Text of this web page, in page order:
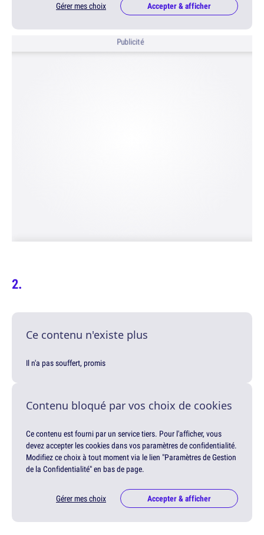
Gérer mes choix Accepter & afficher
Publicité
Ce contenu n'existe plus
Il n'a pas souffert, promis
Contenu bloqué par vos choix de cookies
Ce contenu est fourni par un service tiers. Pour l'afficher, vous
devez accepter les cookies dans vos paramètres de confidentialité.
Modifiez ce choix à tout moment via le lien "Paramètres de Gestion
de la Confidentialité" en bas de page.
Gérer mes choix Accepter & afficher